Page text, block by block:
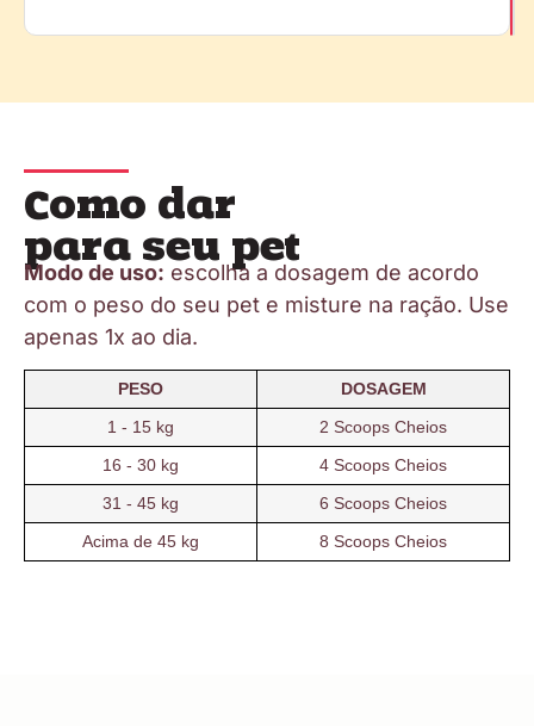
Como dar
para seu pet
Modo de uso: escolha a dosagem de acordo
com o peso do seu pet e misture na ração. Use
apenas 1x ao dia.
PESO
DOSAGEM
1 - 15 kg
2 Scoops Cheios
16 - 30 kg
4 Scoops Cheios
31 - 45 kg
6 Scoops Cheios
Acima de 45 kg
8 Scoops Cheios